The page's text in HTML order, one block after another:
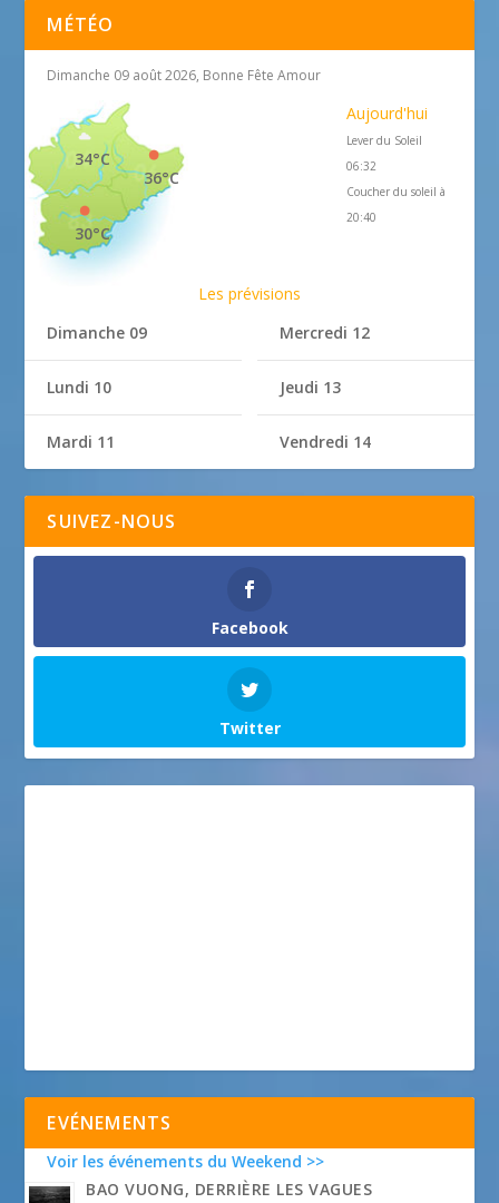
MÉTÉO
Dimanche 09 août 2026, Bonne Fête Amour
36°C
34°C
30°C
Aujourd'hui
Lever du Soleil
06:32
Coucher du soleil à
20:40
Les prévisions
Dimanche 09
Lundi 10
Mardi 11
Mercredi 12
Jeudi 13
Vendredi 14
SUIVEZ-NOUS
Facebook
Twitter
EVÉNEMENTS
Voir les événements du Weekend >>
BAO VUONG, DERRIÈRE LES VAGUES